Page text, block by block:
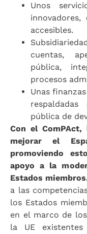
Unos
accesibles.
cuentas,
pública,
procesos
Unas
pública de
Con el
mejorar el
promoviendo
apoyo a la
Estados
a las
los Estados
en el marco de
la UE